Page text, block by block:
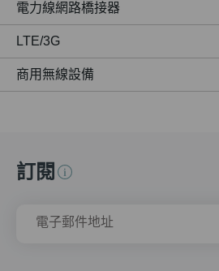
電力線網路橋接器
LTE/3G
商用無線設備
訂閱
電子郵件地址